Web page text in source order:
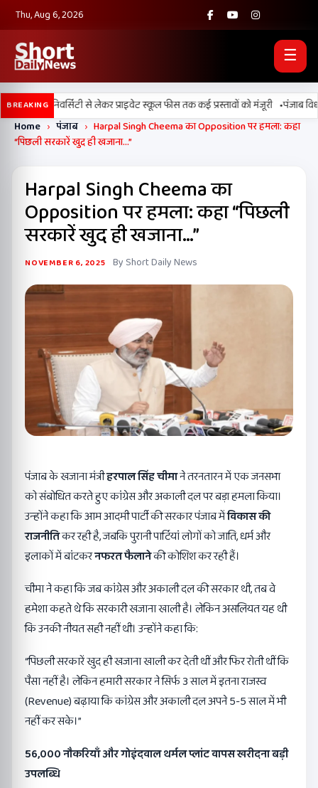
Thu, Aug 6, 2026
☰
BREAKING
यूनिवर्सिटी से लेकर प्राइवेट स्कूल फीस तक कई प्रस्तावों को मंजूरी •पंजाब
Home › पंजाब › Harpal Singh Cheema का Opposition पर हमला: कहा
“पिछली सरकारें खुद ही खजाना…”
Harpal Singh Cheema का
Opposition पर हमला: कहा “पिछली
सरकारें खुद ही खजाना…”
NOVEMBER 6, 2025 By Short Daily News
पंजाब के खजाना मंत्रीहरपाल सिंह चीमाने तरनतारन में एक जनसभा
को संबोधित करते हुए कांग्रेस और अकाली दल पर बड़ा हमला किया।
उन्होंने कहा कि आम आदमी पार्टी की सरकार पंजाब मेंविकास की
राजनीतिकर रही है, जबकि पुरानी पार्टियां लोगों को जाति, धर्म और
इलाकों में बांटकरनफरत फैलानेकी कोशिश कर रही हैं।
चीमा ने कहा कि जब कांग्रेस और अकाली दल की सरकार थी, तब वे
हमेशा कहते थे कि सरकारी खजाना खाली है। लेकिन असलियत यह थी
कि उनकी नीयत सही नहीं थी। उन्होंने कहा कि:
“पिछली सरकारें खुद ही खजाना खाली कर देती थीं और फिर रोती थीं कि
पैसा नहीं है। लेकिन हमारी सरकार ने सिर्फ 3 साल में इतना राजस्व
(Revenue) बढ़ाया कि कांग्रेस और अकाली दल अपने 5-5 साल में भी
नहीं कर सके।”
56,000नौकरियाँ और गोइंदवाल थर्मल प्लांट वापस खरीदना बड़ी
उपलब्धि